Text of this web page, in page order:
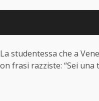
La studentessa che a
frasi razziste: “Sei